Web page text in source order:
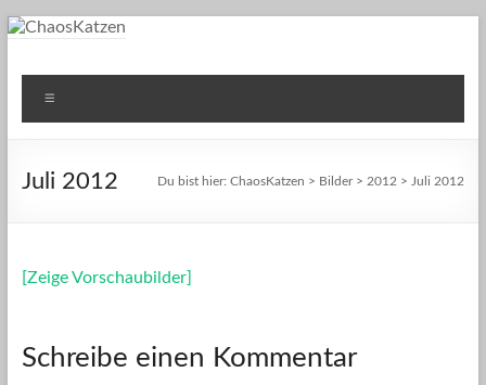
Zum
ChaosKatzen
Einblicke ins Leben unserer Katzen
Juli 2012 Du bist hier:ChaosKatzen > Bilder> 2012 > Juli 2012
[Zeige Vorschaubilder]
Schreibe einen Kommentar